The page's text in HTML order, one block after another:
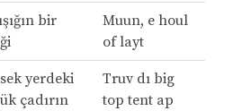
bir
Muun, e houl
of layt
yerdeki
çadırın
Truv dı big
top tent ap